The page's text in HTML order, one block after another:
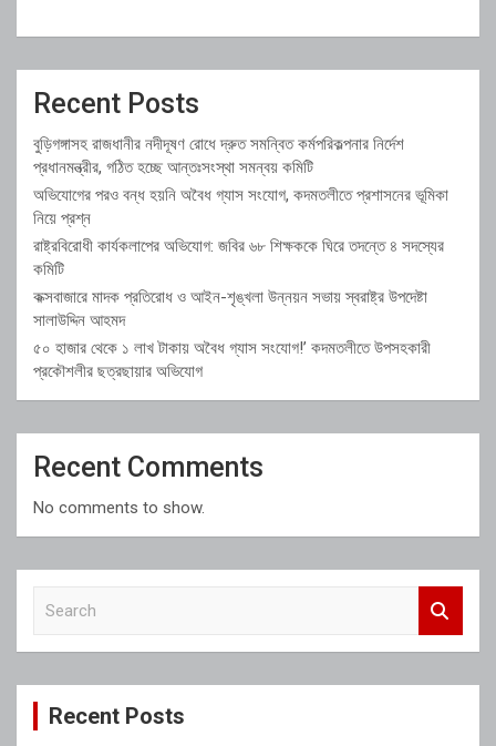
Recent Posts
বুড়িগঙ্গাসহ রাজধানীর নদীদূষণ রোধে দ্রুত সমন্বিত কর্মপরিকল্পনার নির্দেশ
প্রধানমন্ত্রীর, গঠিত হচ্ছে আন্তঃসংস্থা সমন্বয় কমিটি
অভিযোগের পরও বন্ধ হয়নি অবৈধ গ্যাস সংযোগ, কদমতলীতে প্রশাসনের ভূমিকা
নিয়ে প্রশ্ন
রাষ্ট্রবিরোধী কার্যকলাপের অভিযোগ: জবির ৬৮ শিক্ষককে ঘিরে তদন্তে ৪ সদস্যের
কমিটি
কক্সবাজারে মাদক প্রতিরোধ ও আইন-শৃঙ্খলা উন্নয়ন সভায় স্বরাষ্ট্র উপদেষ্টা
সালাউদ্দিন আহমদ
৫০ হাজার থেকে ১ লাখ টাকায় অবৈধ গ্যাস সংযোগ!’ কদমতলীতে উপসহকারী
প্রকৌশলীর ছত্রছায়ার অভিযোগ
Recent Comments
No comments to show.
c
Recent Posts